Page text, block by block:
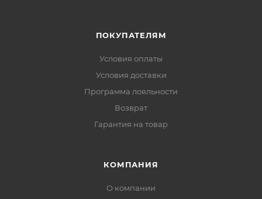
ПОКУПАТЕЛЯМ
Условия оплаты
Условия доставки
Программа лояльности
Возврат
Гарантия на товар
КОМПАНИЯ
О компании